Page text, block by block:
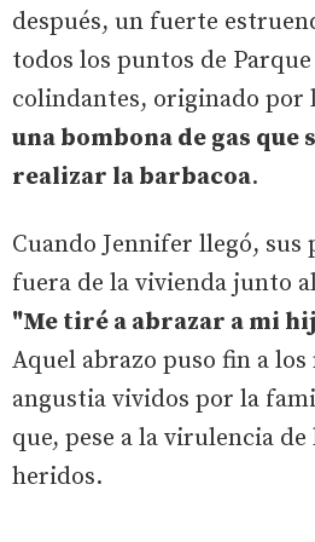
después, un fuerte
todos los puntos de
colindantes, originado por
una bombona de gas que
realizar la barbacoa.
Cuando Jennifer llegó, sus
fuera de la vivienda junto
"Me tiré a abrazar a mi
Aquel abrazo puso fin a
angustia vividos por la
que, pese a la virulencia
heridos.